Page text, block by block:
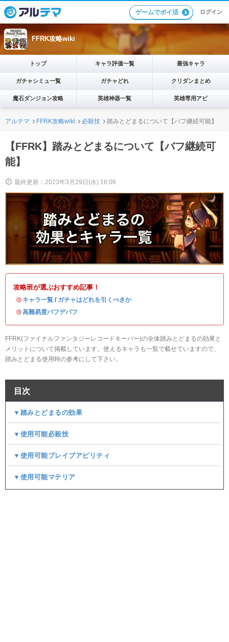
ゲームでポイ活 ログイン
FFRK攻略wiki
トップ キャラ評価一覧 最強キャラ
ガチャシミュ一覧 ガチャどれ クリダンまとめ
魔石ダンジョン攻略 英雄神器一覧 英雄専用アビ
アルテマ FFRK攻略wiki 必殺技 踏みとどまるについて【バフ継続可能】
【FFRK】踏みとどまるについて【バフ継続可
能】
最終更新：2023年3月29日(水) 16:06
攻略班が選ぶおすすめ記事！
・ キャラ一覧 / ガチャはどれを引くべきか
・高難易度バフデバフ
FFRK(ファイナルファンタジーレコードキーパー)の全体踏みとどまるの効果と
メリットについて掲載しています。使えるキャラも一覧で載せていますので、
踏みとどまる使用時の参考にして下さい。
目次
▼踏みとどまるの効果
▼使用可能必殺技
▼使用可能ブレイブアビリティ
▼使用可能マテリア